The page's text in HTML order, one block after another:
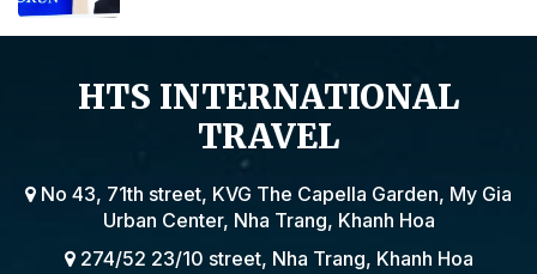
POLAND
HTS INTERNATIONAL
TRAVEL
No 43, 71th street, KVG The Capella Garden, My Gia
Urban Center, Nha Trang, Khanh Hoa
274/52 23/10 street, Nha Trang, Khanh Hoa